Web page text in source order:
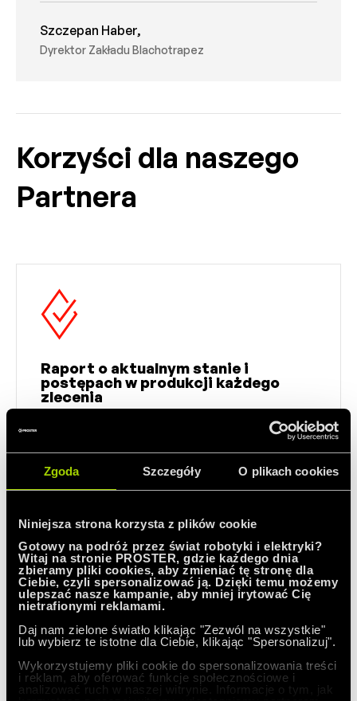
Zgoda Szczegóły O plikach cookies
Niniejsza strona korzysta z plików cookie
Gotowy na podróż przez świat robotyki i elektryki?
Witaj na stronie PROSTER, gdzie każdego dnia
zbieramy pliki cookies, aby zmieniać tę stronę dla
Ciebie, czyli spersonalizować ją. Dzięki temu możemy
ulepszać nasze kampanie, aby mniej irytować Cię
nietrafionymi reklamami.
Daj nam zielone światło klikając "Zezwól na wszystkie"
lub wybierz te istotne dla Ciebie, klikając "Spersonalizuj".
Wykorzystujemy pliki cookie do spersonalizowania treści
i reklam, aby oferować funkcje społecznościowe i
analizować ruch w naszej witrynie. Informacje o tym, jak
Szczepan Haber,
Dyrektor Zakładu Blachotrapez
Korzyści dla naszego
Partnera
Raport o aktualnym stanie i
postępach w produkcji każdego
zlecenia
daje bezpośredni dostęp do informacji na
Wykorzystanie rozwiązania z
zakresu przemysłu 4.0
wpisujące się w trend nowoczesnego
przedsiębiorstwa